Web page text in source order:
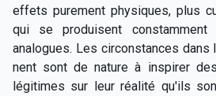
effets purement physiques, plus
qui se produisent
analogues. Les circonstances
nent sont de nature à inspirer
légitimes sur leur réalité qu'ils